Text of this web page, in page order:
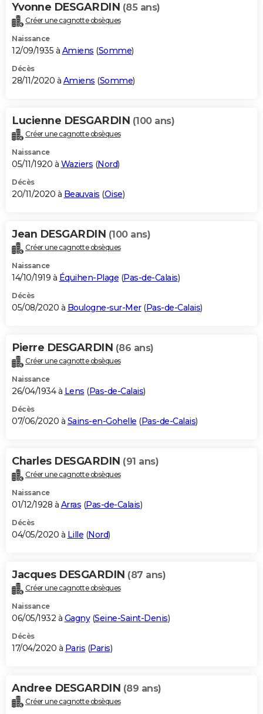
Yvonne DESGARDIN (85 ans)
Créer une cagnotte obsèques
Naissance
12/09/1935 à Amiens (Somme)
Décès
28/11/2020 à Amiens (Somme)
Lucienne DESGARDIN (100 ans)
Créer une cagnotte obsèques
Naissance
05/11/1920 à Waziers (Nord)
Décès
20/11/2020 à Beauvais (Oise)
Jean DESGARDIN (100 ans)
Créer une cagnotte obsèques
Naissance
14/10/1919 à Équihen-Plage (Pas-de-Calais)
Décès
05/08/2020 à Boulogne-sur-Mer(Pas-de-Calais)
Pierre DESGARDIN (86 ans)
Créer une cagnotte obsèques
Naissance
26/04/1934 à Lens (Pas-de-Calais)
Décès
07/06/2020 à Sains-en-Gohelle (Pas-de-Calais)
Charles DESGARDIN (91 ans)
Créer une cagnotte obsèques
Naissance
01/12/1928 à Arras (Pas-de-Calais)
Décès
04/05/2020 à Lille (Nord)
Jacques DESGARDIN (87 ans)
Créer une cagnotte obsèques
Naissance
06/05/1932 à Gagny(Seine-Saint-Denis)
Décès
17/04/2020 à Paris (Paris)
Andree DESGARDIN (89 ans)
Créer une cagnotte obsèques